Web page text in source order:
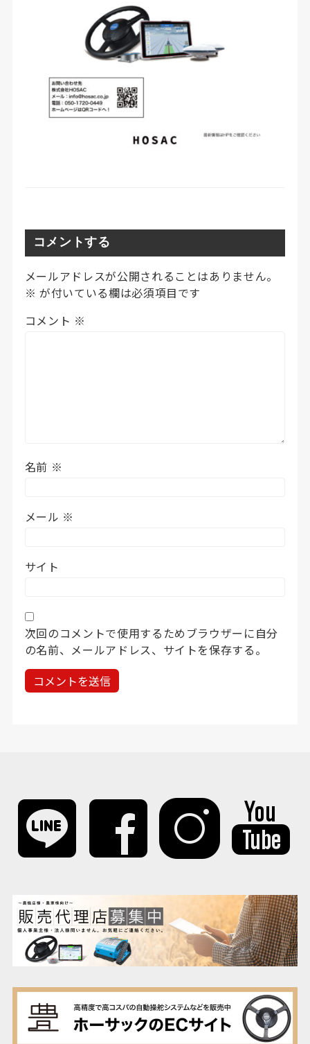
コメントする
メールアドレスが公開されることはありません。
※ が付いている欄は必須項目です
コメント ※
名前 ※
メール ※
サイト
次回のコメントで使用するためブラウザーに自分
の名前、メールアドレス、サイトを保存する。